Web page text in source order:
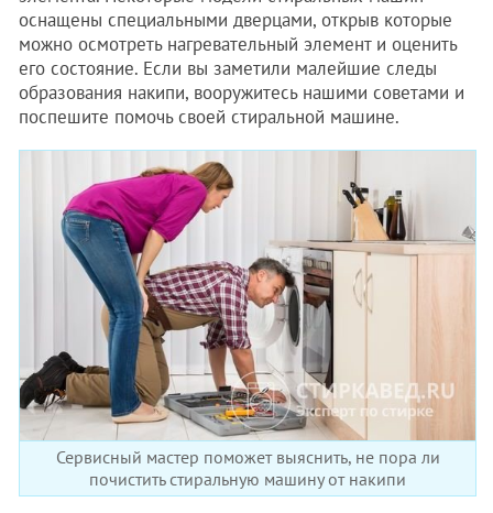
оснащены специальными дверцами, открыв которые
можно осмотреть нагревательный элемент и оценить
его состояние. Если вы заметили малейшие следы
образования накипи, вооружитесь нашими советами и
поспешите помочь своей стиральной машине.
Сервисный мастер поможет выяснить, не пора ли
почистить стиральную машину от накипи